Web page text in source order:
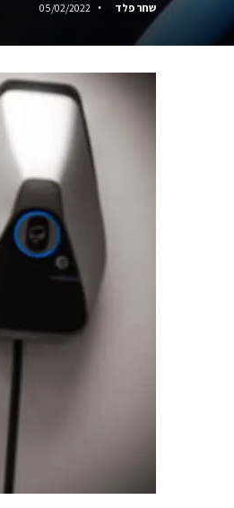
שחר פלד 05/02/2022